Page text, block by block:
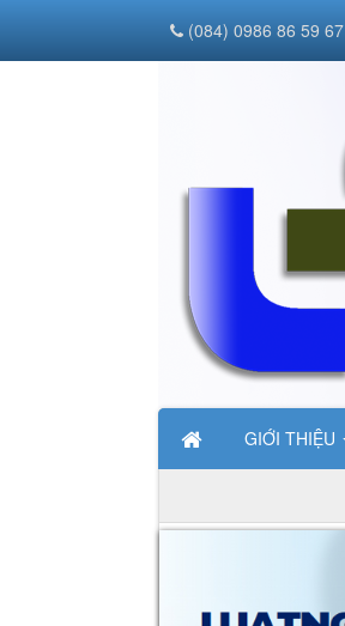
GIỚI THIỆU
(084) 0986 86 59 67